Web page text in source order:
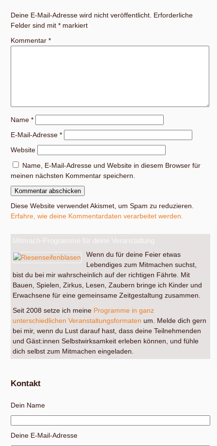
Deine E-Mail-Adresse wird nicht veröffentlicht. Erforderliche
Felder sind mit* markiert
Kommentar*
Name*
E-Mail-Adresse*
Website
Name, E-Mail-Adresse und Website in diesem Browser für
meinen nächsten Kommentar speichern.
Diese Website verwendet Akismet, um Spam zu reduzieren.
Erfahre, wie deine Kommentardaten verarbeitet werden.
Mitmach-Programme für deine Veranstaltung
Wenn du für deine Feier etwas
Lebendiges zum Mitmachen suchst,
bist du bei mir wahrscheinlich auf der richtigen Fährte. Mit
Bauen, Spielen, Zirkus, Lesen, Zaubern bringe ich Kinder und
Erwachsene für eine gemeinsame Zeitgestaltung zusammen.
Seit 2008 setze ich meine Programme in ganz
unterschiedlichen Veranstaltungsformaten um. Melde dich gern
bei mir, wenn du Lust darauf hast, dass deine Teilnehmenden
und Gäst:innen Selbstwirksamkeit erleben können, und fühle
dich selbst zum Mitmachen eingeladen.
Kontakt
Dein Name
Deine E-Mail-Adresse